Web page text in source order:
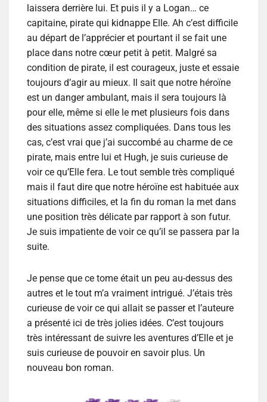
laissera derrière lui. Et puis il y a Logan… ce
capitaine, pirate qui kidnappe Elle. Ah c’est difficile
au départ de l’apprécier et pourtant il se fait une
place dans notre cœur petit à petit. Malgré sa
condition de pirate, il est courageux, juste et essaie
toujours d’agir au mieux. Il sait que notre héroïne
est un danger ambulant, mais il sera toujours là
pour elle, même si elle le met plusieurs fois dans
des situations assez compliquées. Dans tous les
cas, c’est vrai que j’ai succombé au charme de ce
pirate, mais entre lui et Hugh, je suis curieuse de
voir ce qu’Elle fera. Le tout semble très compliqué
mais il faut dire que notre héroïne est habituée aux
situations difficiles, et la fin du roman la met dans
une position très délicate par rapport à son futur.
Je suis impatiente de voir ce qu’il se passera par la
suite.
Je pense que ce tome était un peu au-dessus des
autres et le tout m’a vraiment intrigué. J’étais très
curieuse de voir ce qui allait se passer et l’auteure
a présenté ici de très jolies idées. C’est toujours
très intéressant de suivre les aventures d’Elle et je
suis curieuse de pouvoir en savoir plus. Un
nouveau bon roman.